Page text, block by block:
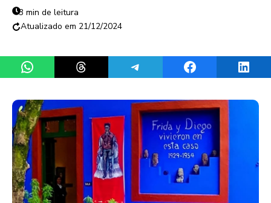
3 min de leitura
21/12/2024
Share on WhatsAppShare on ThreadsShare on TelegramShare on Facebook